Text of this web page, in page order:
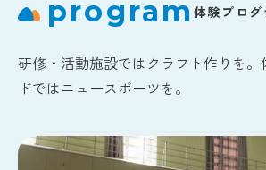
program体験プログ
研修・活動施設ではクラフト作りを。
ドではニュースポーツを。